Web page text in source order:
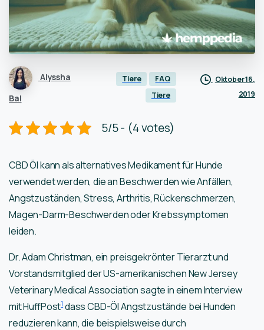
Alyssha
Bal
Tiere
FAQ
Tiere
Oktober 16,
2019
5/5 - (4 votes)
CBD Öl kann als alternatives Medikament für Hunde
verwendet werden, die an Beschwerden wie Anfällen,
Angstzuständen, Stress, Arthritis, Rückenschmerzen,
Magen-Darm-Beschwerden oder Krebssymptomen
leiden.
Dr. Adam Christman, ein preisgekrönter Tierarzt und
Vorstandsmitglied der US-amerikanischen New Jersey
Veterinary Medical Association sagte in einem Interview
mit HuffPost1 dass CBD-Öl Angstzustände bei Hunden
reduzieren kann, die beispielsweise durch